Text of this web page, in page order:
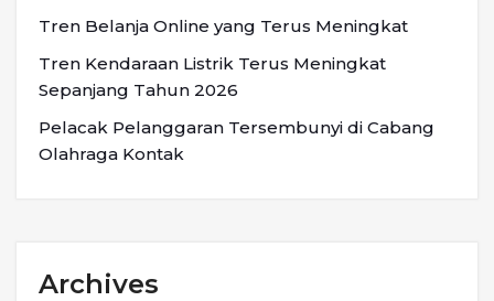
Tren Belanja Online yang Terus Meningkat
Tren Kendaraan Listrik Terus Meningkat
Sepanjang Tahun 2026
Pelacak Pelanggaran Tersembunyi di Cabang
Olahraga Kontak
Archives